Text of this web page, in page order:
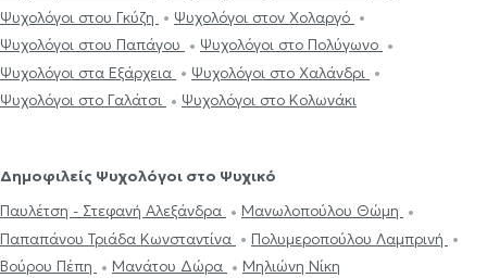
Ψυχολόγοι στου Γκύζη
Ψυχολόγοι στον Χολαργό
Ψυχολόγοι στου Παπάγου
Ψυχολόγοι στο Πολύγωνο
Ψυχολόγοι στα Εξάρχεια
Ψυχολόγοι στο Χαλάνδρι
Ψυχολόγοι στο Γαλάτσι
Ψυχολόγοι στο Κολωνάκι
Δημοφιλείς Ψυχολόγοι στο Ψυχικό
Παυλέτση - Στεφανή Αλεξάνδρα
Μανωλοπούλου Θώμη
Παπαπάνου Τριάδα Κωνσταντίνα
Πολυμεροπούλου Λαμπρινή
Βούρου Πέπη
Μανάτου Δώρα Μηλιώνη Νίκη